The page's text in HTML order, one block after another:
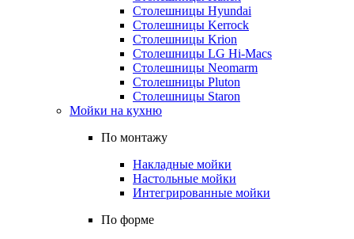
Столешницы Hyundai
Столешницы Kerrock
Столешницы Krion
Столешницы LG Hi-Macs
Столешницы Neomarm
Столешницы Pluton
Столешницы Staron
Мойки на кухню
По монтажу
Накладные мойки
Настольные мойки
Интегрированные мойки
По форме